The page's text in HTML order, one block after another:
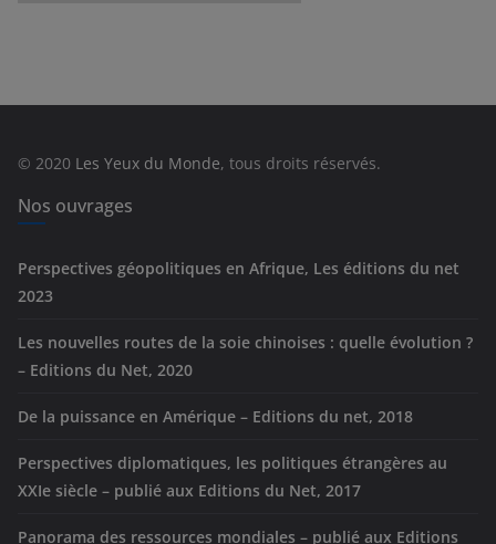
e
s
© 2020 Les Yeux du Monde, tous droits réservés.
Nos ouvrages
Perspectives géopolitiques en Afrique, Les éditions du net
2023
Les nouvelles routes de la soie chinoises : quelle évolution ?
– Editions du Net, 2020
De la puissance en Amérique – Editions du net, 2018
Perspectives diplomatiques, les politiques étrangères au
XXIe siècle – publié aux Editions du Net, 2017
Panorama des ressources mondiales – publié aux Editions